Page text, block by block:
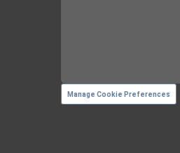
Manage Cookie Preferences